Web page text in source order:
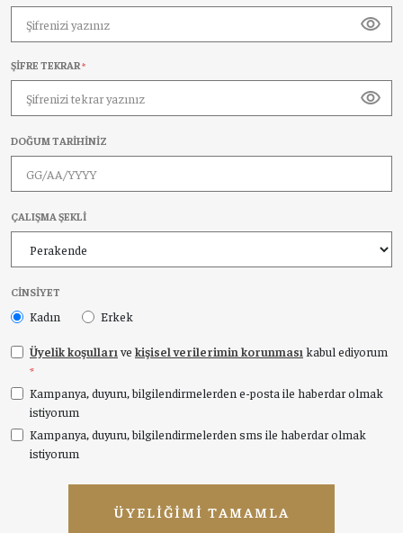
visibility
ŞIFRE TEKRAR*
visibility
DOĞUM TARIHINIZ
ÇALIŞMA ŞEKLI
CINSIYET
Kadın Erkek
Üyelik koşullarıve kişisel verilerimin korunması kabul ediyorum
*
Kampanya, duyuru, bilgilendirmelerden e-posta ile haberdar olmak
istiyorum
Kampanya, duyuru, bilgilendirmelerden sms ile haberdar olmak
istiyorum
ÜYELIĞIMI TAMAMLA